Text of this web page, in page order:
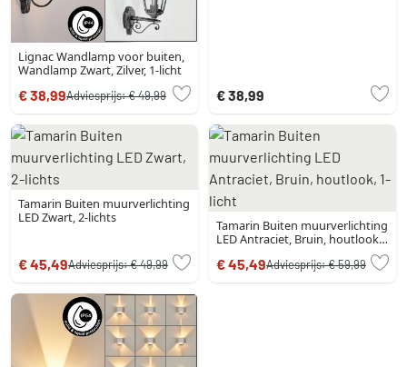
Lignac Wandlamp voor buiten,
Wandlamp Zwart, Zilver, 1-licht
€ 38,99Adviesprijs:€ 49,99 € 38,99
Tamarin Buiten muurverlichting
LED Zwart, 2-lichts
€ 45,49Adviesprijs:€ 49,99
Tamarin Buiten muurverlichting
LED Antraciet, Bruin, houtlook,
€ 45,49Adviesprijs:€ 59,99